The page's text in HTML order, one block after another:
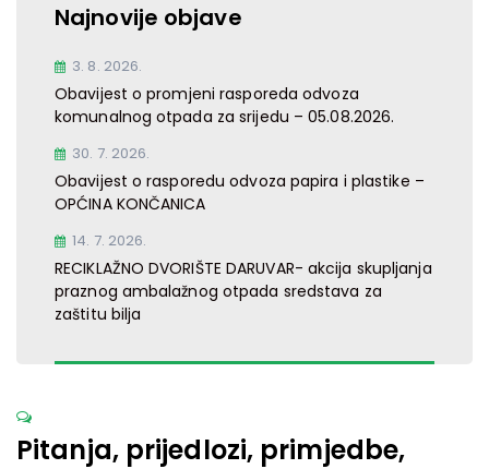
Najnovije objave
3. 8. 2026.
Obavijest o promjeni rasporeda odvoza
komunalnog otpada za srijedu – 05.08.2026.
30. 7. 2026.
Obavijest o rasporedu odvoza papira i plastike –
OPĆINA KONČANICA
14. 7. 2026.
RECIKLAŽNO DVORIŠTE DARUVAR- akcija skupljanja
praznog ambalažnog otpada sredstava za
zaštitu bilja
Pitanja, prijedlozi, primjedbe,